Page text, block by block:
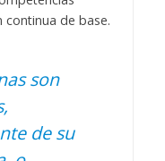
continua de base.
son
de su